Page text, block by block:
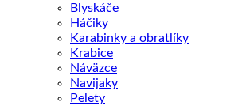
Blyskáče
Háčiky
Karabinky a obratlíky
Krabice
Náväzce
Navijaky
Pelety